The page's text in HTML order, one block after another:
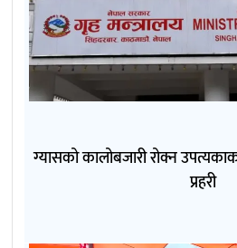
ग्यासको कालोबजारी रोक्न
प्रहरी